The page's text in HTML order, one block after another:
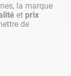
la marque
et prix
de